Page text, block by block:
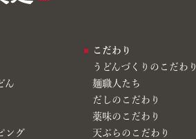
ん
ング
こだわり
うどんづくりのこだわり
麺職人たち
だしのこだわり
薬味のこだわり
天ぷらのこだわり